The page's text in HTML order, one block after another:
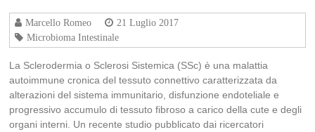
Marcello Romeo
21 Luglio 2017
Microbioma Intestinale
La Sclerodermia o Sclerosi Sistemica (SSc) è una malattia
autoimmune cronica del tessuto connettivo caratterizzata da
alterazioni del sistema immunitario, disfunzione endoteliale e
progressivo accumulo di tessuto fibroso a carico della cute e degli
organi interni. Un recente studio pubblicato dai ricercatori